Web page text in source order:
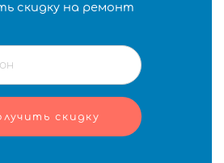
скидку на ремонт